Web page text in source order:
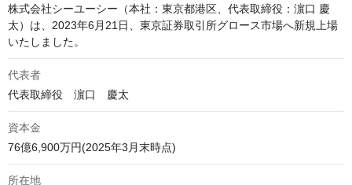
株式会社シーユーシー（本社：東京都港区、代表取締役：濵口 慶
太）は、2023年6月21日、東京証券取引所グロース市場へ新規上場
代表者
代表取締役　濵口　慶太
資本金
76億6,900万円(2025年3月末時点)
所在地